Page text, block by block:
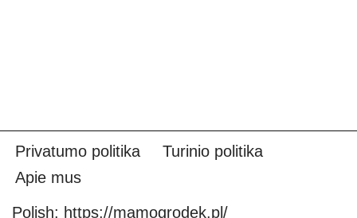
Privatumo politika
Turinio politika
Apie mus
Polish: https://mamogrodek.pl/